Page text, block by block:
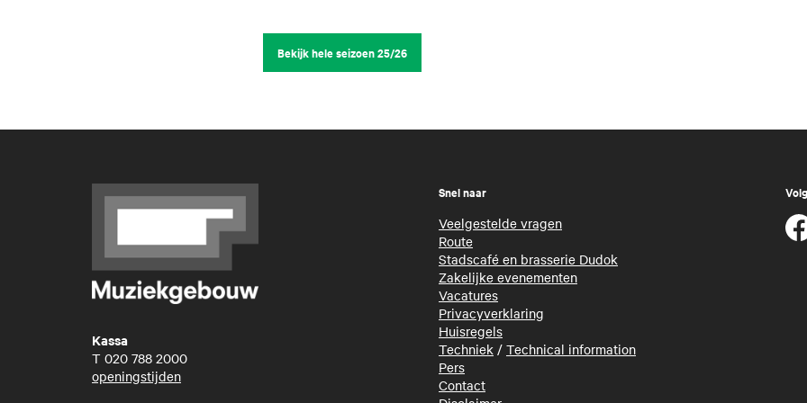
Bekijk hele seizoen 25/26
Kassa
T 020 788 2000
openingstijden
Snel naar
Veelgestelde vragen
Route
Stadscafé en brasserie Dudok
Zakelijke evenementen
Vacatures
Privacyverklaring
Huisregels
Techniek / Technical information
Pers
Contact